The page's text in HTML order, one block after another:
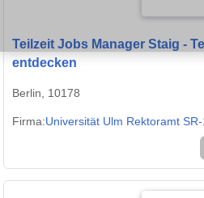
Teilzeit Jobs Manager Staig -
entdecken
Berlin, 10178
Firma:Universität Ulm Rektoramt SR-